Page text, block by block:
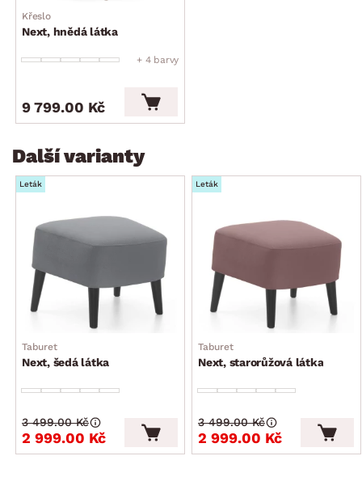
Křeslo
Next, hnědá látka
+ 4 barvy
9 799.00 Kč
Další varianty
Leták
Taburet
Next, šedá látka
2 999.00 Kč
3 499.00 Kč
Leták
Taburet
Next, starorůžová látka
2 999.00 Kč
3 499.00 Kč